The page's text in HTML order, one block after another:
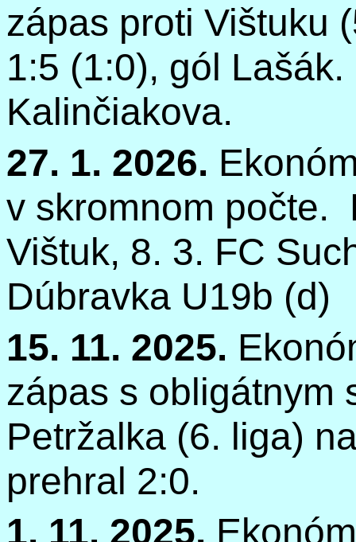
zápas proti Vištuku
1:5 (1:0), gól Lašák.
Kalinčiakova.
27. 1. 2026.
v skromnom počte.
Vištuk, 8. 3. FC
Dúbravka U19b (d)
15. 11. 2025.
zápas s obligátnym
Petržalka (6. liga)
prehral 2:0.
1. 11. 2025.